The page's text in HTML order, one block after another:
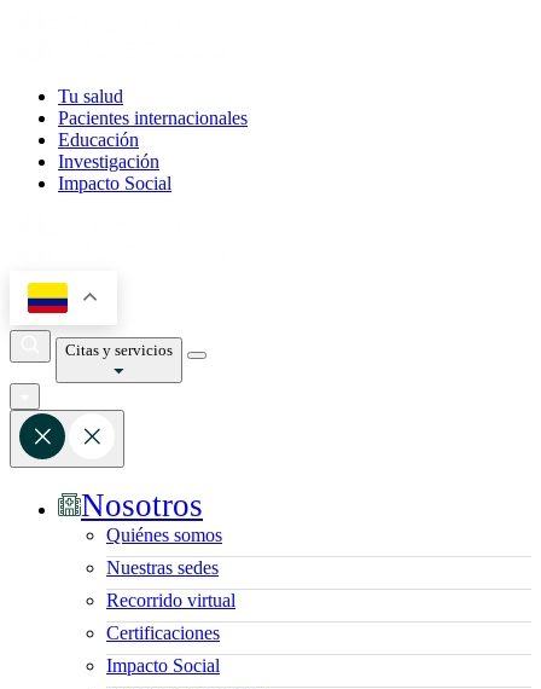
Tu salud
Pacientes internacionales
Educación
Investigación
Impacto Social
Citas y servicios
Nosotros
Quiénes somos
Nuestras sedes
Recorrido virtual
Certificaciones
Impacto Social